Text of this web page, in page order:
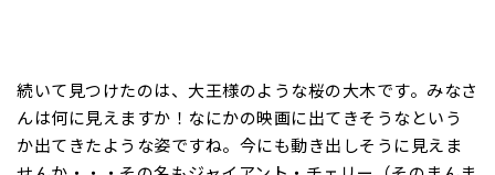
続いて見つけたのは、大王様のような桜の大木です。みなさ
んは何に見えますか！なにかの映画に出てきそうなという
か出てきたような姿ですね。今にも動き出しそうに見えま